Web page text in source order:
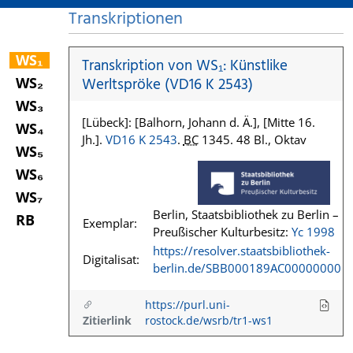
WS₁
WS₂
WS₃
WS₄
WS₅
WS₆
WS₇
RB
Transkriptionen
Transkription von WS₁: Künstlike
Werltspröke (VD16 K 2543)
[Lübeck]: [Balhorn, Johann d. Ä.], [Mitte 16.
Jh.]. VD16 K 2543. BC1345. 48 Bl., Oktav
Exemplar:
Berlin, Staatsbibliothek zu Berlin –
Preußischer Kulturbesitz: Yc 1998
Digitalisat:
https://resolver.staatsbibliothek-
berlin.de/SBB000189AC00000000
Zitierlink
https://purl.uni-
rostock.de/wsrb/tr1-ws1